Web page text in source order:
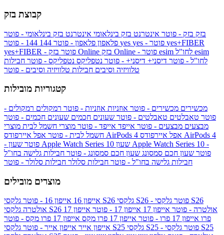
קבוצת בזק
בזק בזק - פוטר אינטרנט בזק בינלאומי אינטרנט בזק בינלאומי - פוטר
פלאפון פלאפון - פוטר 144 yes
yes+FIBER
yes+FIBER - פוטר בזק Online
esim
לחו"ל - פוטר דיסני+ דיסני+ - פוטר נטפליקס נטפליקס - פוטר חבילות
טלוויזיה וסיבים חבילות טלוויזיה וסיבים - פוטר
קטגוריות מובילות
מכשירים מכשירים - פוטר אוזניות אוזניות - פוטר רמקולים רמקולים -
פוטר טאבלטים טאבלטים - פוטר שעונים חכמים שעונים חכמים - פוטר
מבצעים מבצעים - פוטר אייפד אייפד - פוטר מוצרי חשמל לבית מוצרי
חשמל לבית - פוטר אפל איירפודס AirPods 4 אפל איירפודס AirPods 4
- פוטר שעון Apple Watch Series 10 שעון Apple Watch Series 10 -
פוטר שעון חכם סמסונג שעון חכם סמסונג - פוטר חבילות גלישה בחו"ל
חבילות גלישה בחו"ל - פוטר חבילות סלולר חבילות סלולר - פוטר
מוצרים מובילים
אייפון 16 אייפון 16 - פוטר גלקסי S26 גלקסי S26 - פוטר גלקסי S26
אולטרה
גלקסי S26 אולטרה - פוטר אייפון 17 אייפון 17 - פוטר
אייפון 17
פרו אייפון 17 פרו - פוטר אייפון 17 פרו מקס
אייפון 17 פרו מקס - פוטר
אייפון אייר אייפון אייר - פוטר גלקסי S25 גלקסי S25 - פוטר גלקסי S25